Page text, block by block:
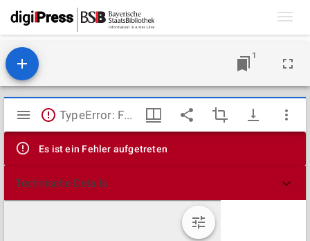
1
Mirador
Viewer
TypeError: Failed to fetch
Es ist ein Fehler aufgetreten
Technische Details